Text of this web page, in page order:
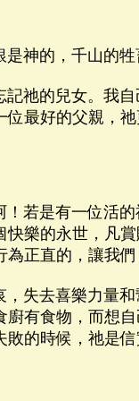
神的，千山的牲
祂的兒女。我自
位最好的父親，
若是有一位活的
快樂的永世，凡
為正直的，讓我
失去喜樂力量和
廚有食物，而想
敗的時候，祂是信